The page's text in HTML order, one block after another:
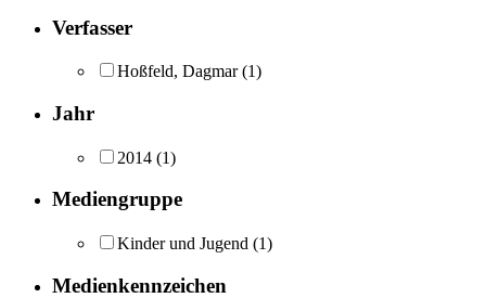
Verfasser
Hoßfeld, Dagmar (1)
Jahr
2014 (1)
Mediengruppe
Kinder und Jugend (1)
Medienkennzeichen